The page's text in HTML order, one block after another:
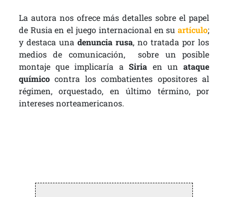
La autora nos ofrece más detalles sobre el papel
de Rusia en el juego internacional en suartículo;
y destaca una denuncia rusa, no tratada por los
medios de comunicación, sobre un posible
montaje que implicaría aSiria en unataque
químicocontra los combatientes opositores al
régimen, orquestado, en último término, por
intereses norteamericanos.